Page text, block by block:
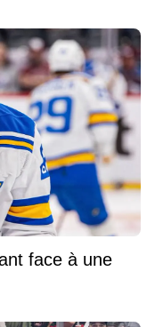
face à une